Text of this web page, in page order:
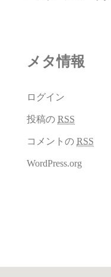
メタ情報
ログイン
投稿の RSS
コメントの RSS
WordPress.org